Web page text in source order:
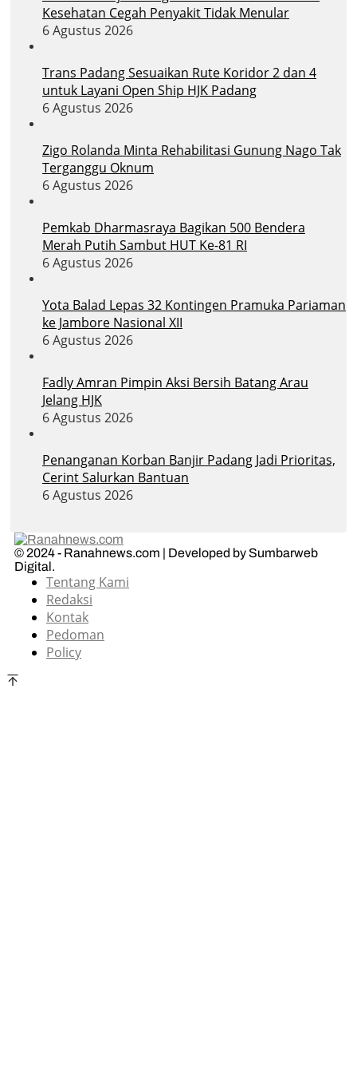
Kesehatan Cegah Penyakit Tidak Menular
6 Agustus 2026
Trans Padang Sesuaikan Rute Koridor 2 dan 4
untuk Layani Open Ship HJK Padang
6 Agustus 2026
Zigo Rolanda Minta Rehabilitasi Gunung Nago Tak
Terganggu Oknum
6 Agustus 2026
Pemkab Dharmasraya Bagikan 500 Bendera
Merah Putih Sambut HUT Ke-81 RI
6 Agustus 2026
Yota Balad Lepas 32 Kontingen Pramuka Pariaman
ke Jambore Nasional XII
6 Agustus 2026
Fadly Amran Pimpin Aksi Bersih Batang Arau
Jelang HJK
6 Agustus 2026
Penanganan Korban Banjir Padang Jadi Prioritas,
Cerint Salurkan Bantuan
6 Agustus 2026
© 2024 - Ranahnews.com | Developed by Sumbarweb
Digital.
Tentang Kami
Redaksi
Kontak
Pedoman
Policy